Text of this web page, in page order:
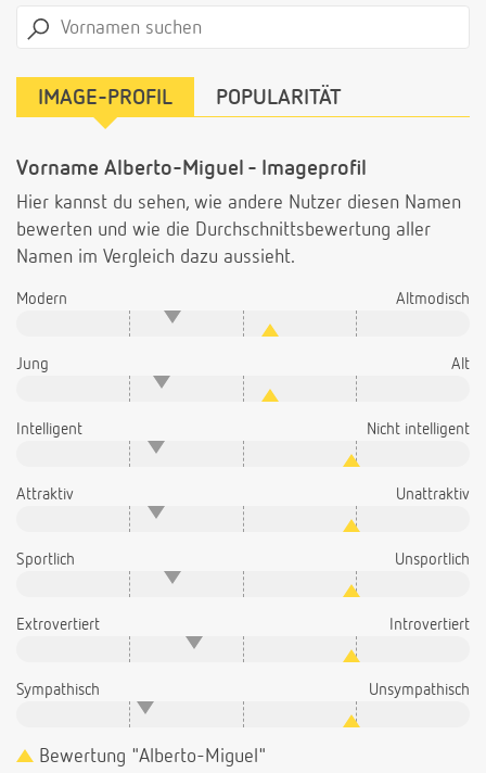
IMAGE-PROFIL POPULARITÄT
Vorname Alberto-Miguel - Imageprofil
Hier kannst du sehen, wie andere Nutzer diesen Namen
bewerten und wie die Durchschnittsbewertung aller
Namen im Vergleich dazu aussieht.
Modern Altmodisch
Jung Alt
Intelligent Nicht intelligent
Attraktiv Unattraktiv
Sportlich Unsportlich
Extrovertiert Introvertiert
Sympathisch Unsympathisch
Bewertung "Alberto-Miguel"